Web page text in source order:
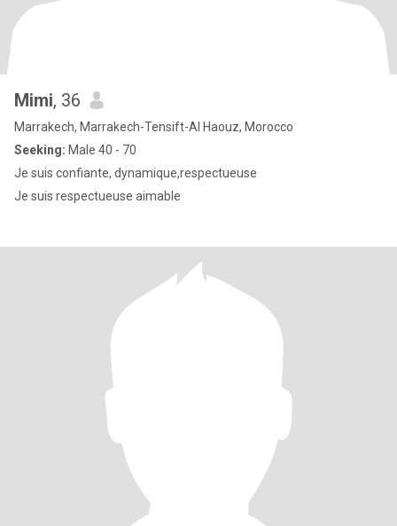
Mimi, 36
Marrakech, Marrakech-Tensift-Al Haouz, Morocco
Seeking: Male 40 - 70
Je suis confiante, dynamique,respectueuse
Je suis respectueuse aimable